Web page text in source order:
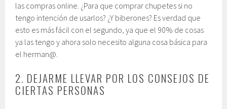
las compras online. ¿Para que comprar chupetes si no
tengo intención de usarlos? ¿Y biberones? Es verdad que
esto es más fácil con el segundo, ya que el 90% de cosas
ya las tengo y ahora solo necesito alguna cosa básica para
el herman@.
2. DEJARME LLEVAR POR LOS CONSEJOS DE
CIERTAS PERSONAS